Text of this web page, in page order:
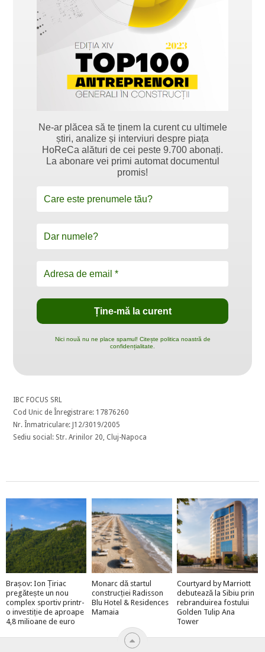
Ne-ar plăcea să te ținem la curent cu ultimele
știri, analize și interviuri despre piața
HoReCa alături de cei peste 9.700 abonați.
La abonare vei primi automat documentul
promis!
Nici nouă nu ne place spamul! Citește politica noastră de
confidențialitate.
IBC FOCUS SRL
Cod Unic de Înregistrare: 17876260
Nr. Înmatriculare: J12/3019/2005
Sediu social: Str. Arinilor 20, Cluj-Napoca
Brașov: Ion Țiriac
pregătește un nou
complex sportiv printr-
o investiție de aproape
4,8 milioane de euro
Monarc dă startul
construcției Radisson
Blu Hotel & Residences
Mamaia
Courtyard by Marriott
debutează la Sibiu prin
rebranduirea fostului
Golden Tulip Ana
Tower